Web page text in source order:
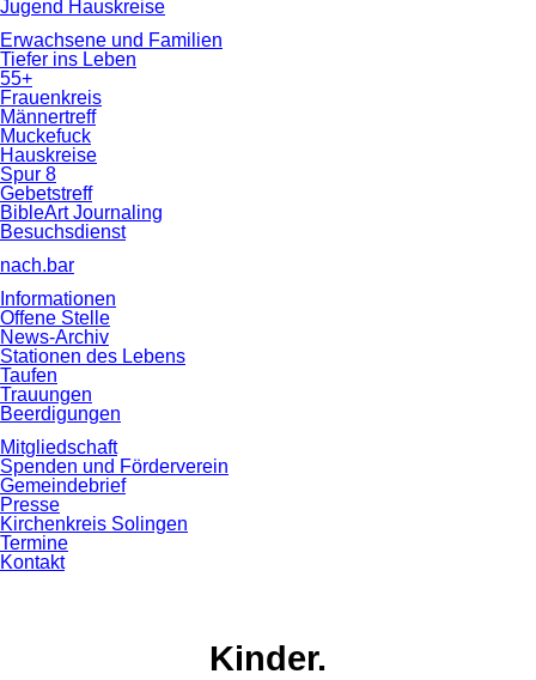
Jugend Hauskreise
Erwachsene und Familien
Tiefer ins Leben
55+
Frauenkreis
Männertreff
Muckefuck
Hauskreise
Spur 8
Gebetstreff
BibleArt Journaling
Besuchsdienst
nach.bar
Informationen
Offene Stelle
News-Archiv
Stationen des Lebens
Taufen
Trauungen
Beerdigungen
Mitgliedschaft
Spenden und Förderverein
Gemeindebrief
Presse
Kirchenkreis Solingen
Termine
Kontakt
Kinder.